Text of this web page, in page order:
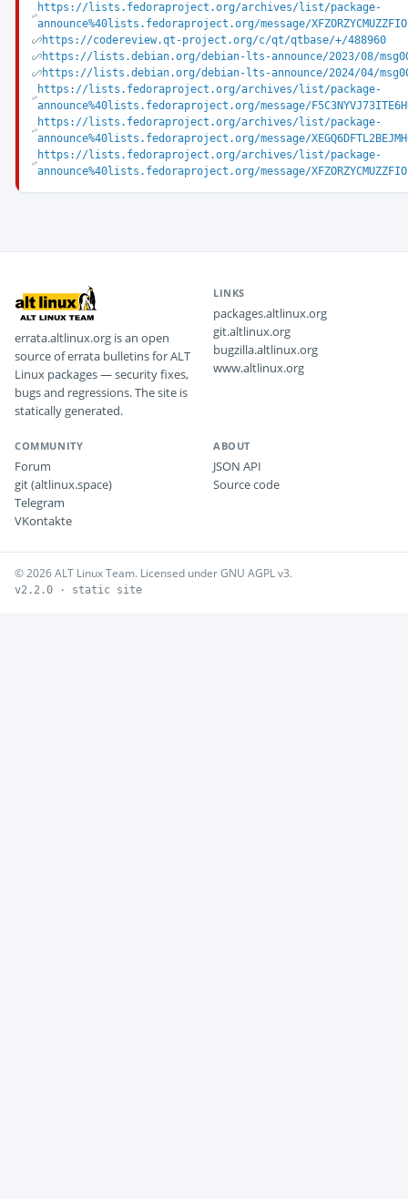
https://lists.fedoraproject.org/archives/list/package-
announce%40lists.fedoraproject.org/message/
https://codereview.qt-project.org/c/qt/qtbase/+/488960
https://lists.debian.org/debian-lts-announce/2023/08/
https://lists.debian.org/debian-lts-announce/2024/04/
https://lists.fedoraproject.org/archives/list/package-
announce%40lists.fedoraproject.org/message/
https://lists.fedoraproject.org/archives/list/package-
announce%40lists.fedoraproject.org/message/
https://lists.fedoraproject.org/archives/list/package-
announce%40lists.fedoraproject.org/message/
errata.altlinux.org is an open
source of errata bulletins for ALT
Linux packages — security fixes,
bugs and regressions. The site is
statically generated.
LINKS
packages.altlinux.org
git.altlinux.org
bugzilla.altlinux.org
www.altlinux.org
COMMUNITY
Forum
git (altlinux.space)
Telegram
VKontakte
ABOUT
JSON API
Source code
© 2026 ALT Linux Team. Licensed under GNU AGPL v3.
v2.2.0 · static site